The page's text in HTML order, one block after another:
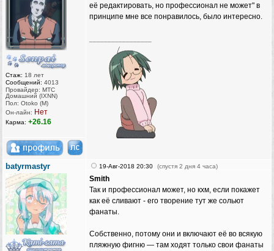
Стаж: 18 лет
Сообщений: 4013
Провайдер: МТС
Домашний (IXNN)
Пол: Otoko (M)
Он-лайн: Нет
Карма: +26.16
её редактировать, но профессионал не может" в
принципе мне все понравилось, было интересно.
batyrmastyr 19-Авг-2018 20:30 (спустя 2 дня 4 часа)
Smith
Так и профессионал может, но кхм, если покажет
как её сливают - его творение тут же сольют
фанаты.
Собственно, потому они и включают её во всякую
пляжную фигню — там ходят только свои фанаты